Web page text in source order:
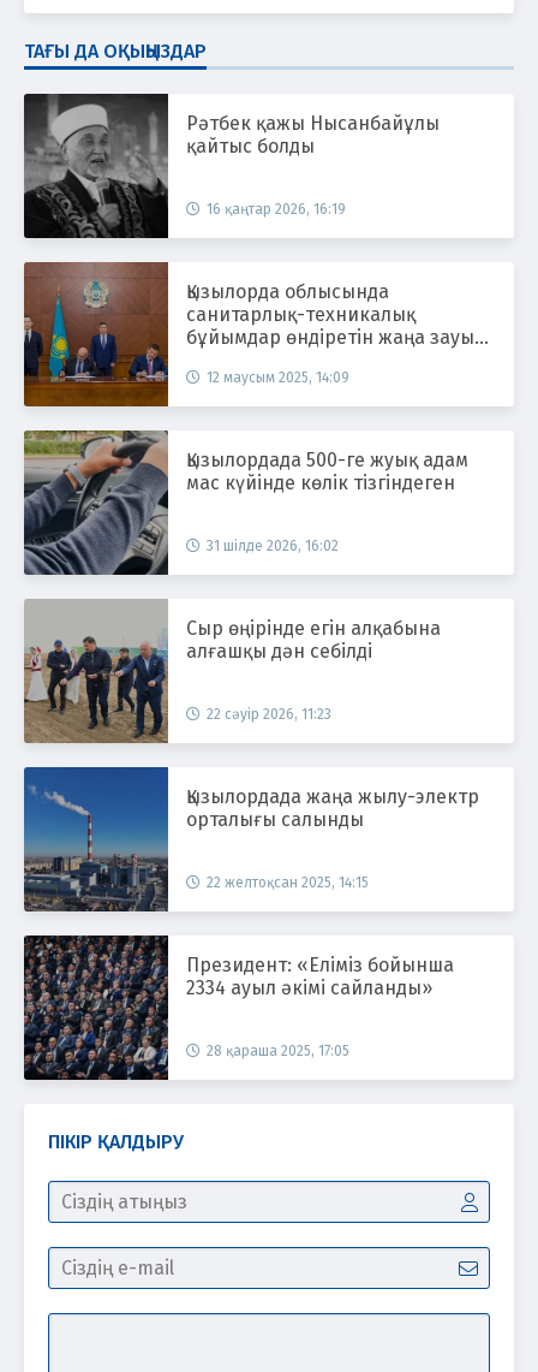
ТАҒЫ ДА ОҚЫҢЫЗДАР
Рәтбек қажы Нысанбайұлы
қайтыс болды
16 қаңтар 2026, 16:19
Қызылорда облысында
санитарлық-техникалық
бұйымдар өндіретін жаңа зауыт
12 маусым 2025, 14:09
Қызылордада 500-ге жуық адам
мас күйінде көлік тізгіндеген
31 шілде 2026, 16:02
Сыр өңірінде егін алқабына
алғашқы дән себілді
22 сәуір 2026, 11:23
Қызылордада жаңа жылу-электр
орталығы салынды
22 желтоқсан 2025, 14:15
Президент: «Еліміз бойынша
2334 ауыл әкімі сайланды»
28 қараша 2025, 17:05
ПІКІР ҚАЛДЫРУ